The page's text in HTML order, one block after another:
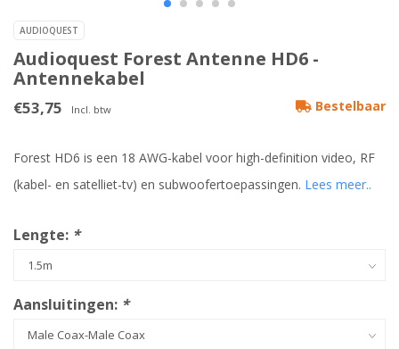
AUDIOQUEST
Audioquest Forest Antenne HD6 -
Antennekabel
€53,75 Incl. btw Bestelbaar
Forest HD6 is een 18 AWG-kabel voor high-definition video, RF
(kabel- en satelliet-tv) en subwoofertoepassingen. Lees meer..
Lengte: *
Aansluitingen: *